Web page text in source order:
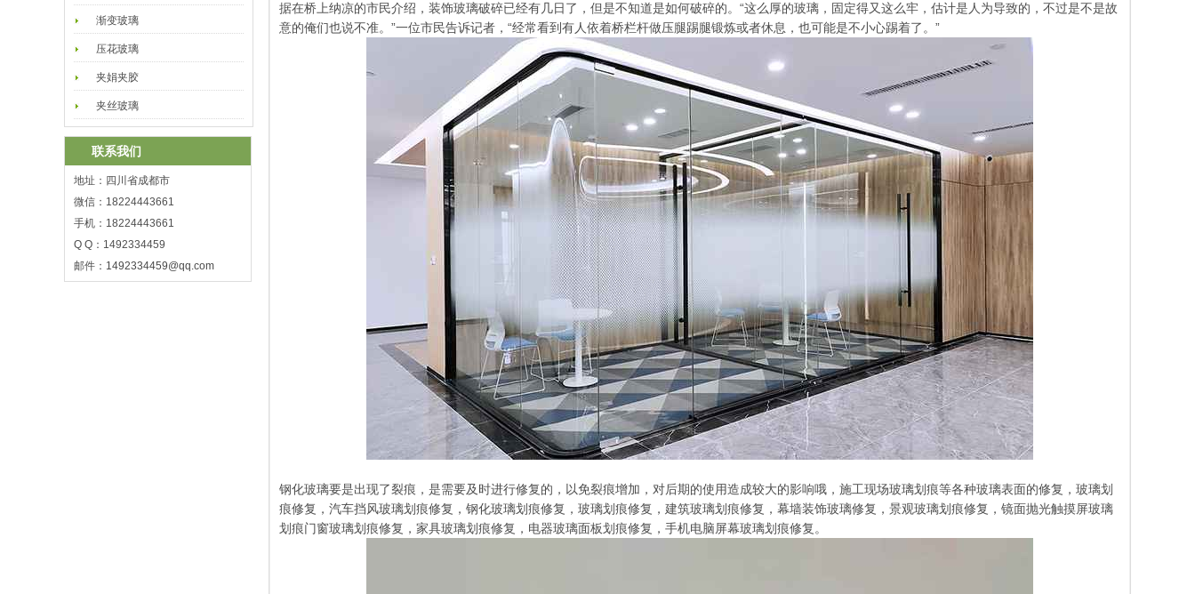
渐变玻璃
压花玻璃
夹娟夹胶
夹丝玻璃
联系我们
地址：四川省成都市
微信：18224443661
手机：18224443661
Q Q：1492334459
邮件： 1492334459@qq.com
据在桥上纳凉的市民介绍，装饰玻璃破碎已经有几日了，但是不知道是如何破碎的。“这么厚的玻璃，固定得又这么牢，估计是人为导致的，不过是不是故
意的俺们也说不准。”一位市民告诉记者，“经常看到有人依着桥栏杆做压腿踢腿锻炼或者休息，也可能是不小心踢着了。”
钢化玻璃要是出现了裂痕，是需要及时进行修复的，以免裂痕增加，对后期的使用造成较大的影响哦，施工现场玻璃划痕等各种玻璃表面的修复，玻璃划
痕修复，汽车挡风玻璃划痕修复，钢化玻璃划痕修复，玻璃划痕修复，建筑玻璃划痕修复，幕墙装饰玻璃修复，景观玻璃划痕修复，镜面抛光触摸屏玻璃
划痕门窗玻璃划痕修复，家具玻璃划痕修复，电器玻璃面板划痕修复，手机电脑屏幕玻璃划痕修复。